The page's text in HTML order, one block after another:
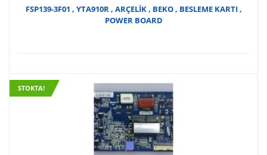
FSP139-3F01 , YTA910R , ARÇELİK , BEKO , BESLEME KARTI ,
POWER BOARD
STOKTA!